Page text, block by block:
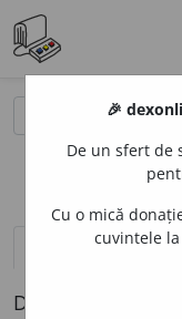
definiții (1)
Definiția cu ID-ul
🎉
De un sfert de
Cu o mică
cuvintele